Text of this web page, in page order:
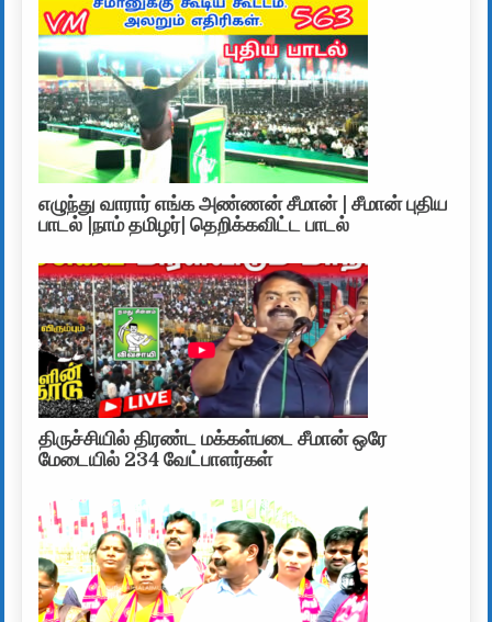
எழுந்து வாரார் எங்க அண்ணன் சீமான் | சீமான் புதிய
பாடல் |நாம் தமிழர்| தெறிக்கவிட்ட பாடல்
திருச்சியில் திரண்ட மக்கள்படை சீமான் ஒரே
மேடையில் 234 வேட்பாளர்கள்